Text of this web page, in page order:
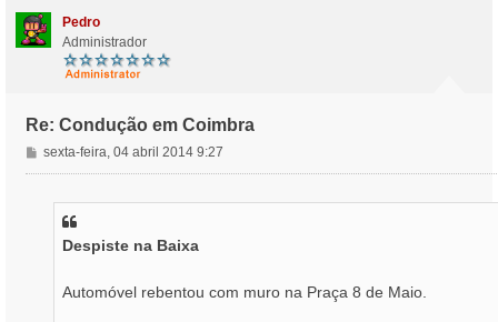
Pedro
Administrador
Re: Condução em Coimbra
M
e
sexta-feira, 04 abril 2014 9:27
Despiste na Baixa
Automóvel rebentou com muro na Praça 8 de Maio.